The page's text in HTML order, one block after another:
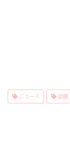
ニュース 話題